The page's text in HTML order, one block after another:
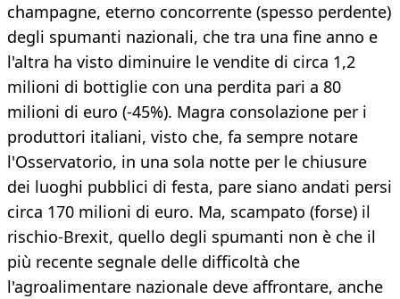
champagne, eterno concorrente (spesso perdente)
degli spumanti nazionali, che tra una fine anno e
l'altra ha visto diminuire le vendite di circa 1,2
milioni di bottiglie con una perdita pari a 80
milioni di euro (-45%). Magra consolazione per i
produttori italiani, visto che, fa sempre notare
l'Osservatorio, in una sola notte per le chiusure
dei luoghi pubblici di festa, pare siano andati persi
circa 170 milioni di euro. Ma, scampato (forse) il
rischio-Brexit, quello degli spumanti non è che il
più recente segnale delle difficoltà che
l'agroalimentare nazionale deve affrontare, anche